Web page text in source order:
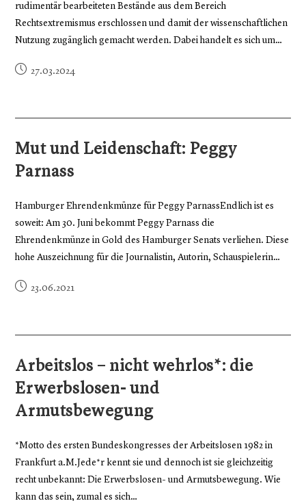
rudimentär bearbeiteten Bestände aus dem Bereich
Rechtsextremismus erschlossen und damit der wissenschaftlichen
Nutzung zugänglich gemacht werden. Dabei handelt es sich um…
27.03.2024
Mut und Leidenschaft: Peggy
Parnass
Hamburger Ehrendenkmünze für Peggy ParnassEndlich ist es
soweit: Am 30. Juni bekommt Peggy Parnass die
Ehrendenkmünze in Gold des Hamburger Senats verliehen. Diese
hohe Auszeichnung für die Journalistin, Autorin, Schauspielerin…
23.06.2021
Arbeitslos – nicht wehrlos*: die
Erwerbslosen- und
Armutsbewegung
*Motto des ersten Bundeskongresses der Arbeitslosen 1982 in
Frankfurt a.M.Jede*r kennt sie und dennoch ist sie gleichzeitig
recht unbekannt: Die Erwerbslosen- und Armutsbewegung. Wie
kann das sein, zumal es sich…